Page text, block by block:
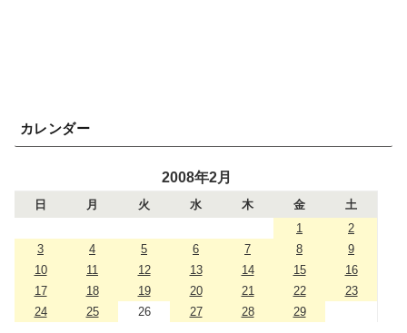
カレンダー
2008年2月
日 月 火 水 木 金
土
1
2
3
4 5 6 7 8
9
10
11 12 13 14 15
16
17
18 19 20 21 22
23
24
25 26 27 28 29